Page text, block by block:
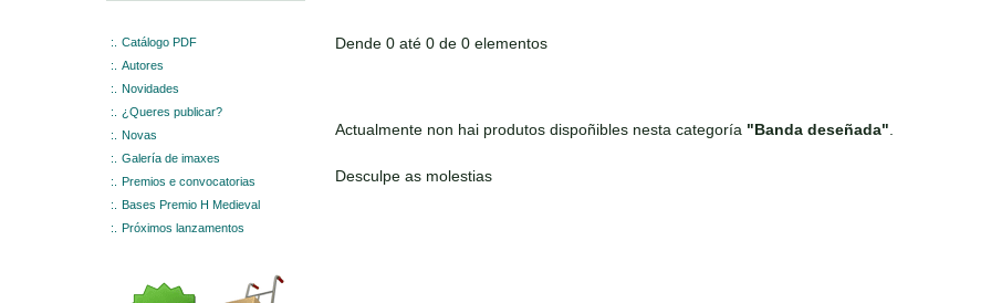
:.
Catálogo PDF
:.
Autores
:.
Novidades
:.
¿Queres publicar?
:.
Novas
:.
Galería de imaxes
:.
Premios e convocatorias
:.
Bases Premio H Medieval
:.
Próximos lanzamentos
Dende 0 até 0 de 0 elementos
Actualmente non hai produtos dispoñibles nesta categoría "Banda deseñada"
Desculpe as molestias